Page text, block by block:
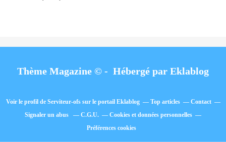
Thème Magazine © - Hébergé par Eklablog
Voir le profil de Serviteur-ofssur le portail Eklablog Top articles
Contact
Signaler un abus
C.G.U.
Cookies et données personnelles
Préférences cookies